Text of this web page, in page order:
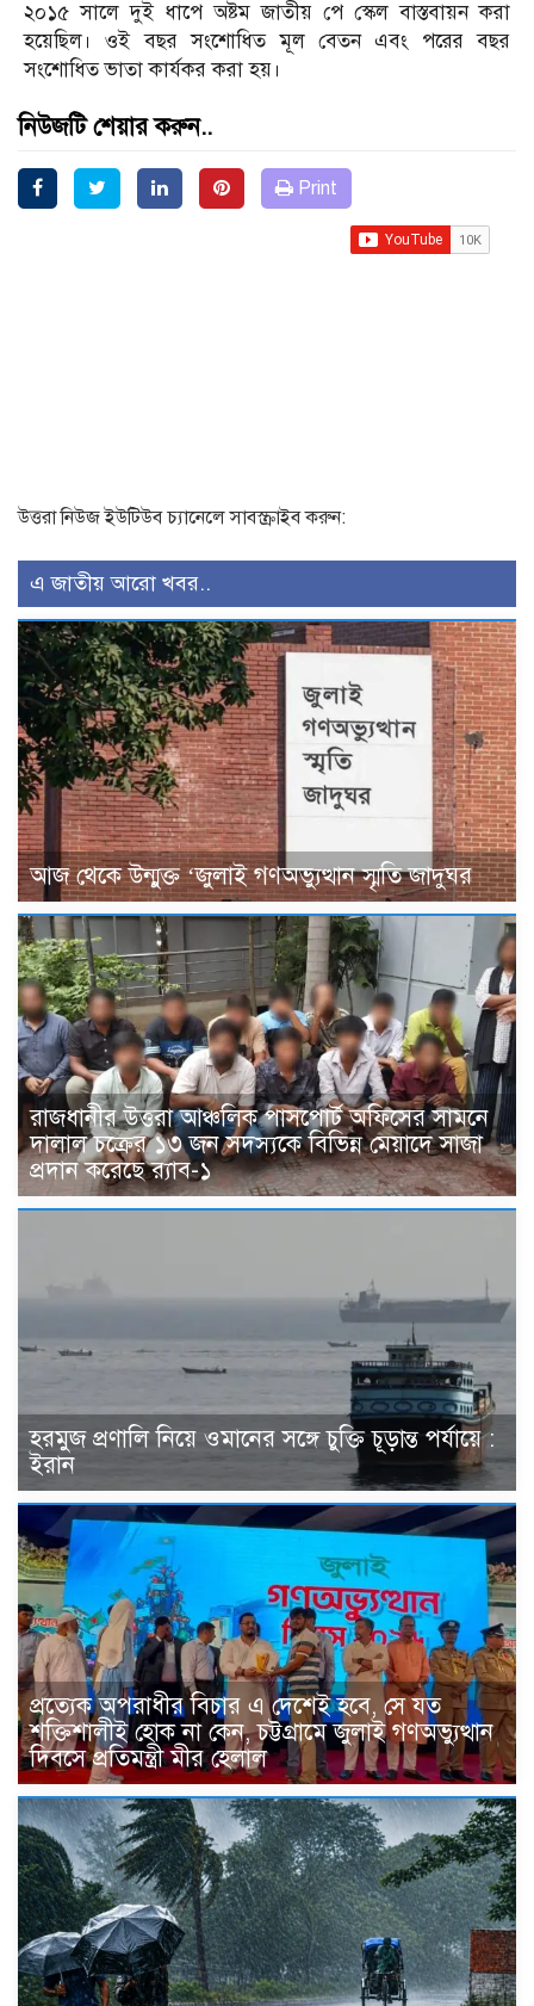
২০১৫ সালে দুই ধাপে অষ্টম জাতীয় পে স্কেল বাস্তবায়ন করা
হয়েছিল। ওই বছর সংশোধিত মূল বেতন এবং পরের বছর
সংশোধিত ভাতা কার্যকর করা হয়।
নিউজটি শেয়ার করুন..
Print
উত্তরা নিউজ ইউটিউব চ্যানেলে সাবস্ক্রাইব করুন:
এ জাতীয় আরো খবর..
আজ থেকে উন্মুক্ত ‘জুলাই গণঅভ্যুত্থান স্মৃতি জাদুঘর
রাজধানীর উত্তরা আঞ্চলিক পাসপোর্ট অফিসের সামনে
দালাল চক্রের ১৩ জন সদস্যকে বিভিন্ন মেয়াদে সাজা
প্রদান করেছে র‌্যাব-১
হরমুজ প্রণালি নিয়ে ওমানের সঙ্গে চুক্তি চূড়ান্ত পর্যায়ে :
ইরান
প্রত্যেক অপরাধীর বিচার এ দেশেই হবে, সে যত
শক্তিশালীই হোক না কেন, চট্টগ্রামে জুলাই গণঅভ্যুত্থান
দিবসে প্রতিমন্ত্রী মীর হেলাল